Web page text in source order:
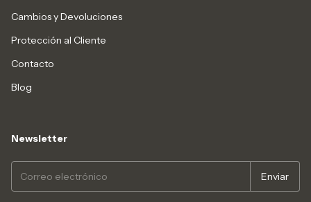
Cambios y Devoluciones
Protección al Cliente
Contacto
Blog
Newsletter